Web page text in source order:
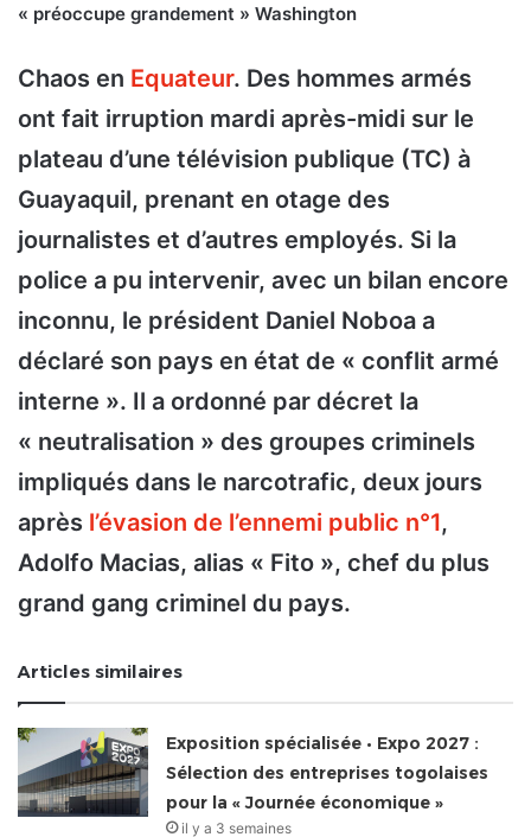
« préoccupe grandement » Washington
Chaos en Equateur. Des hommes armés
ont fait irruption mardi après-midi sur le
plateau d’une télévision publique (TC) à
Guayaquil, prenant en otage des
journalistes et d’autres employés. Si la
police a pu intervenir, avec un bilan encore
inconnu, le président Daniel Noboa a
déclaré son pays en état de « conflit armé
interne ». Il a ordonné par décret la
« neutralisation » des groupes criminels
impliqués dans le narcotrafic, deux jours
après l’évasion de l’ennemi public n°1,
Adolfo Macias, alias « Fito », chef du plus
grand gang criminel du pays.
Articles similaires
Exposition spécialisée • Expo 2027 :
Sélection des entreprises togolaises
pour la « Journée économique »
il y a 3 semaines